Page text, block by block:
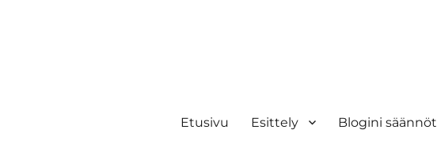
Etusivu Esittely Blogini säännöt